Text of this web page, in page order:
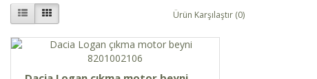
Ürün Karşılaştır (0)